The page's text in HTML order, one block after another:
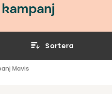
Sortera
Mavis